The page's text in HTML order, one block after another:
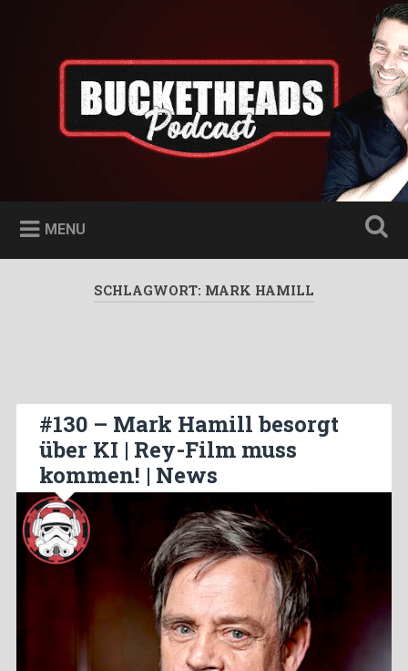
MENU
SCHLAGWORT: MARK HAMILL
#130 – Mark Hamill besorgt
über KI | Rey-Film muss
kommen! | News